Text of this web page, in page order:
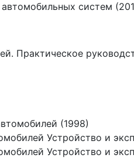
систем
Практическое
(1998)
Устройство и
Устройство и